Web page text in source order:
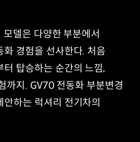
델은 다양한 부분에서
경험을 선사한다. 처음
탑승하는 순간의 느낌,
까지. GV70 전동화 부분변경
하는 럭셔리 전기차의